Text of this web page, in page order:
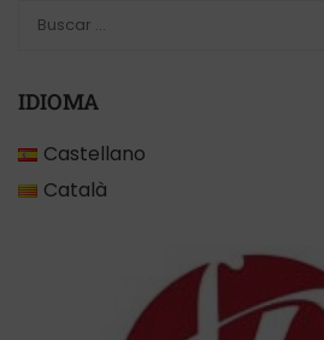
IDIOMA
Castellano
Català